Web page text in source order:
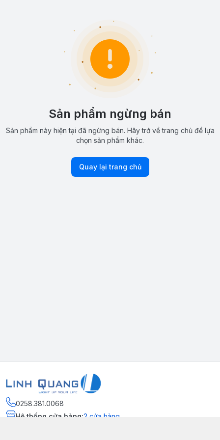
Sản phẩm ngừng bán
Sản phẩm này hiện tại đã ngừng bán. Hãy trở về trang chủ để lựa
chọn sản phẩm khác.
Quay lại trang chủ
0258.381.0068
Hệ thống cửa hàng:2 cửa hàng